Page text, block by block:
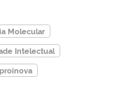
Molecular
Intelectual
proinova